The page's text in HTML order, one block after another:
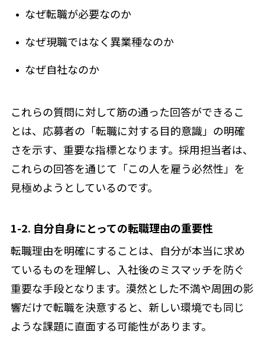
なぜ転職が必要なのか
なぜ現職ではなく異業種なのか
なぜ自社なのか
これらの質問に対して筋の通った回答ができるこ
とは、応募者の「転職に対する目的意識」の明確
さを示す、重要な指標となります。採用担当者は、
これらの回答を通じて「この人を雇う必然性」を
見極めようとしているのです。
1-2. 自分自身にとっての転職理由の重要性
転職理由を明確にすることは、自分が本当に求め
ているものを理解し、入社後のミスマッチを防ぐ
重要な手段となります。漠然とした不満や周囲の影
響だけで転職を決意すると、新しい環境でも同じ
ような課題に直面する可能性があります。